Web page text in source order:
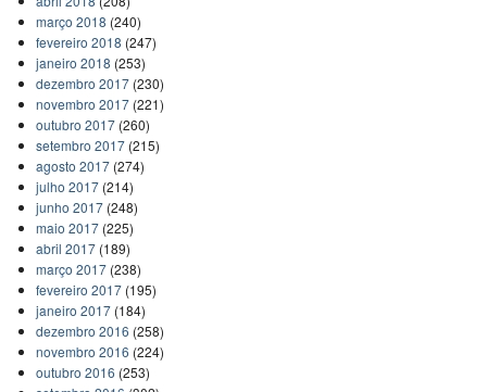
março 2018 (240)
fevereiro 2018 (247)
janeiro 2018 (253)
dezembro 2017(230)
novembro 2017(221)
outubro 2017(260)
setembro 2017(215)
agosto 2017(274)
julho 2017(214)
junho 2017(248)
maio 2017(225)
abril 2017(189)
março 2017(238)
fevereiro 2017(195)
janeiro 2017(184)
dezembro 2016 (258)
novembro 2016 (224)
outubro 2016 (253)